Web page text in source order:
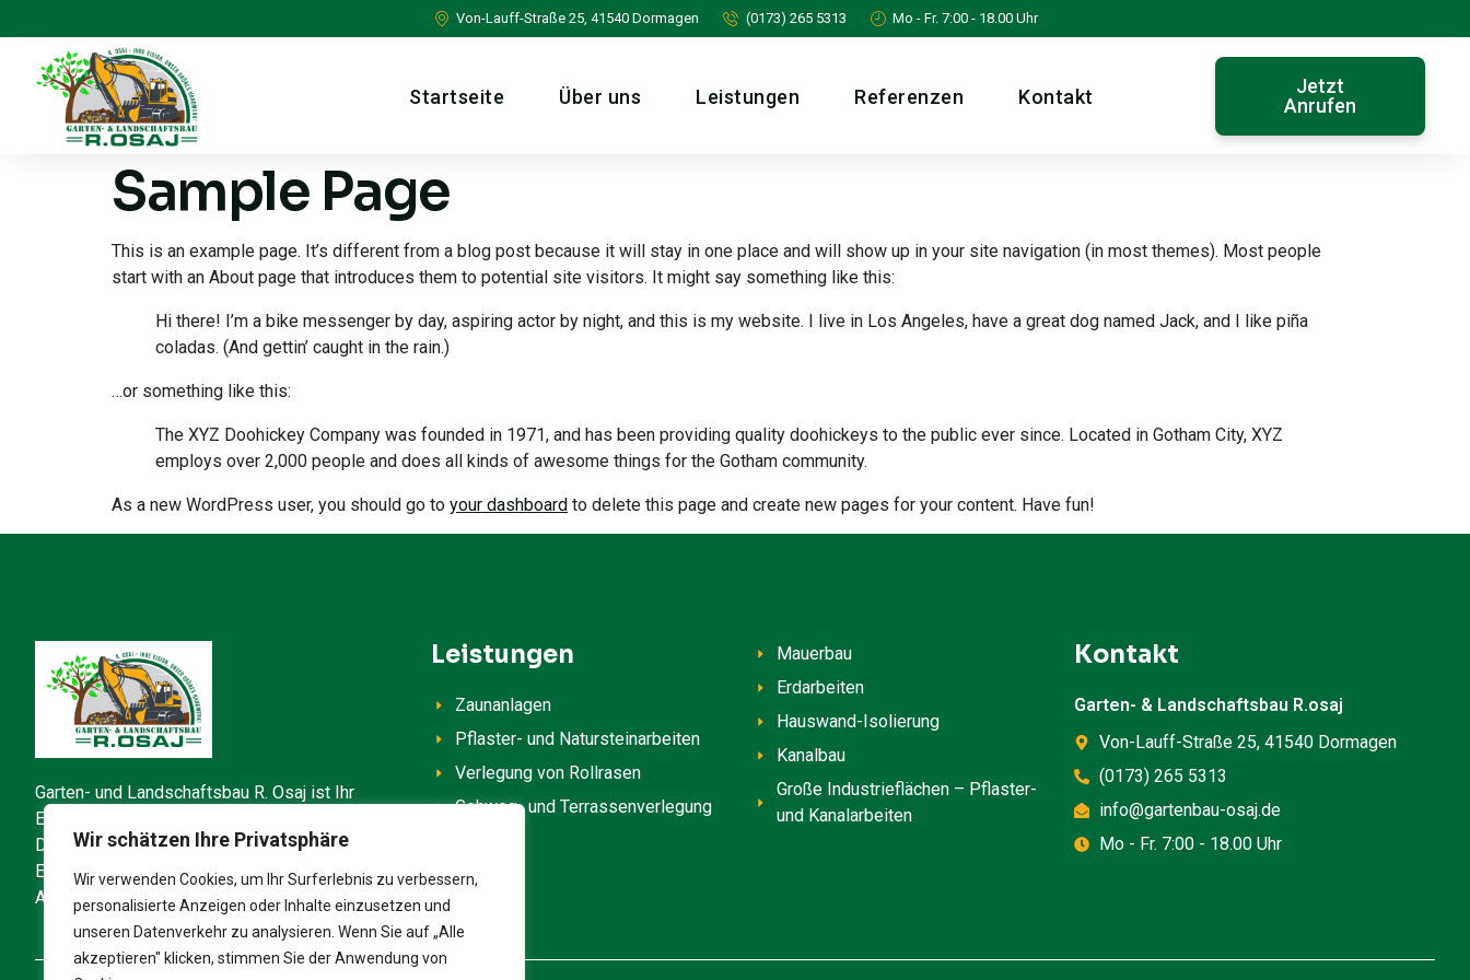
Wir schätzen Ihre Privatsphäre
Wir verwenden Cookies, um Ihr Surferlebnis zu verbessern,
personalisierte Anzeigen oder Inhalte einzusetzen und
unseren Datenverkehr zu analysieren. Wenn Sie auf „Alle
akzeptieren" klicken, stimmen Sie der Anwendung von
Von-Lauff-Straße 25, 41540 Dormagen (0173) 265 5313 Mo - Fr. 7:00 - 18.00 Uhr
Startseite Über uns Leistungen Referenzen Kontakt
Jetzt
Anrufen
Sample Page
This is an example page. It’s different from a blog post because it will stay in one place and will show up in your site navigation (in most themes). Most people
start with an About page that introduces them to potential site visitors. It might say something like this:
Hi there! I’m a bike messenger by day, aspiring actor by night, and this is my website. I live in Los Angeles, have a great dog named Jack, and I like piña
coladas. (And gettin’ caught in the rain.)
…or something like this:
The XYZ Doohickey Company was founded in 1971, and has been providing quality doohickeys to the public ever since. Located in Gotham City, XYZ
employs over 2,000 people and does all kinds of awesome things for the Gotham community.
As a new WordPress user, you should go to your dashboard to delete this page and create new pages for your content. Have fun!
Garten- und Landschaftsbau R. Osaj ist Ihr
Experten für Garten- und Landschaftsbau in
Dormagen. Mit Leidenschaft und langjähriger
Erfahrung setzen wir Ihre Wünsche im
Außenbereich um.
Leistungen
Zaunanlagen
Pflaster- und Natursteinarbeiten
Verlegung von Rollrasen
Gehweg- und Terrassenverlegung
Mauerbau
Erdarbeiten
Hauswand-Isolierung
Kanalbau
Große Industrieflächen – Pflaster-
und Kanalarbeiten
Kontakt
Garten- & Landschaftsbau R.osaj
Von-Lauff-Straße 25, 41540 Dormagen
(0173) 265 5313
info@gartenbau-osaj.de
Mo - Fr. 7:00 - 18.00 Uhr